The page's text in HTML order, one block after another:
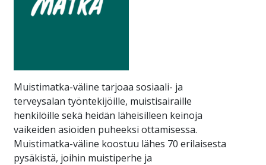
Muistimatka-väline tarjoaa sosiaali- ja
terveysalan työntekijöille, muistisairaille
henkilöille sekä heidän läheisilleen keinoja
vaikeiden asioiden puheeksi ottamisessa.
Muistimatka-väline koostuu lähes 70 erilaisesta
pysäkistä, joihin muistiperhe ja